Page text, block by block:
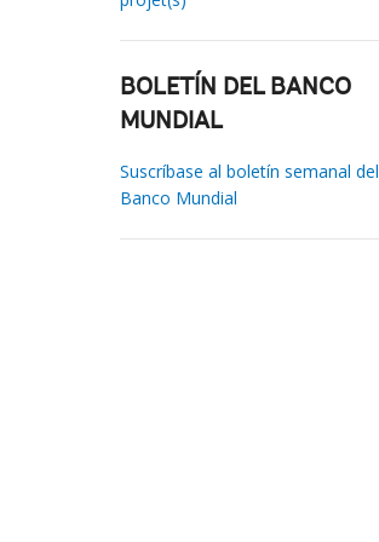
BOLETÍN DEL BANCO
MUNDIAL
Suscríbase al boletín semanal del
Banco Mundial